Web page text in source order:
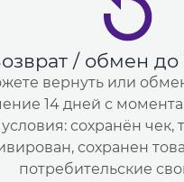
/ обмен до
вернуть или
14 дней с
условия: сохранён чек,
сохранен
потребительские